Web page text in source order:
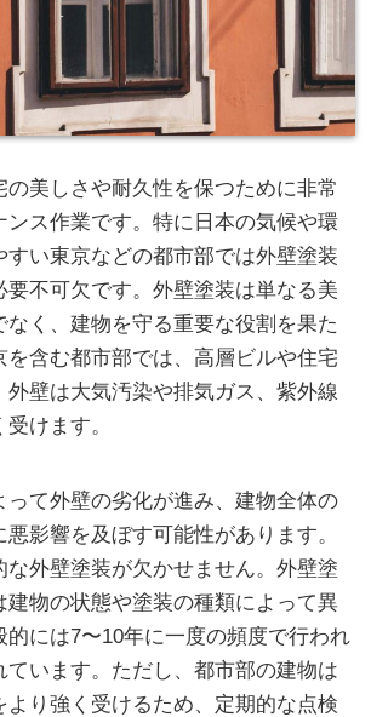
の美しさや耐久性を保つために非常
ンス作業です。特に日本の気候や環
すい東京などの都市部では外壁塗装
要不可欠です。外壁塗装は単なる美
なく、建物を守る重要な役割を果た
を含む都市部では、高層ビルや住宅
外壁は大気汚染や排気ガス、紫外線
けます。
って外壁の劣化が進み、建物全体の
影響を及ぼす可能性があります。
な外壁塗装が欠かせません。外壁塗
建物の状態や塗装の種類によって異
的には7〜10年に一度の頻度で行われ
ています。ただし、都市部の建物は
より強く受けるため、定期的な点検